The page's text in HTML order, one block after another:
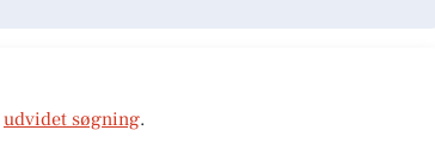
udvidet søgning.